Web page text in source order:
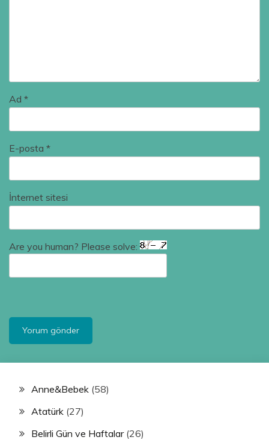
Ad *
E-posta *
İnternet sitesi
Are you human? Please solve:
Anne&Bebek (58)
Atatürk (27)
Belirli Gün ve Haftalar(26)